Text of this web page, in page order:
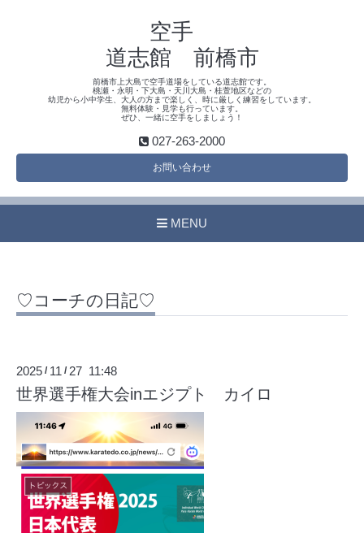
空手
道志館 前橋市
前橋市上大島で空手道場をしている道志館です。
桃瀬・永明・下大島・天川大島・桂萱地区などの
幼児から小中学生、大人の方まで楽しく、時に厳しく練習をしています。
無料体験・見学も行っています。
ぜひ、一緒に空手をしましょう！
027-263-2000
お問い合わせ
MENU
♡コーチの日記♡
2025 / 11 / 27 11:48
世界選手権大会inエジプト カイロ